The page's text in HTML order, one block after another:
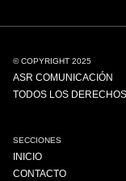
© COPYRIGHT 2025
ASR COMUNICACIÓN
TODOS LOS
SECCIONES
INICIO
CONTACTO